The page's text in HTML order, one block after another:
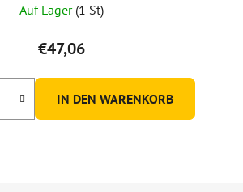
Auf Lager (1 St)
€47,06
IN DEN WARENKORB